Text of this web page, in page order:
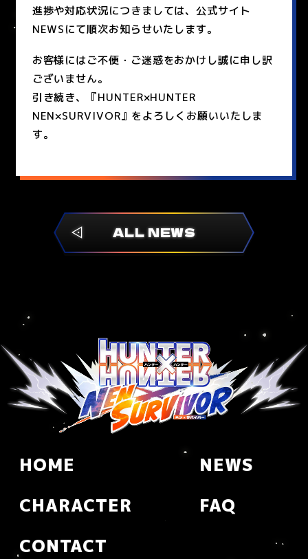
進捗や対応状況につきましては、公式サイト
NEWSにて順次お知らせいたします。
お客様にはご不便・ご迷惑をおかけし誠に申し訳
ございません。
引き続き、『HUNTER×HUNTER
NEN×SURVIVOR』をよろしくお願いいたしま
す。
ALL NEWS
HOME
NEWS
CHARACTER
FAQ
CONTACT